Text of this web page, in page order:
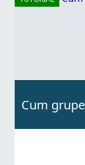
metode de
Cum